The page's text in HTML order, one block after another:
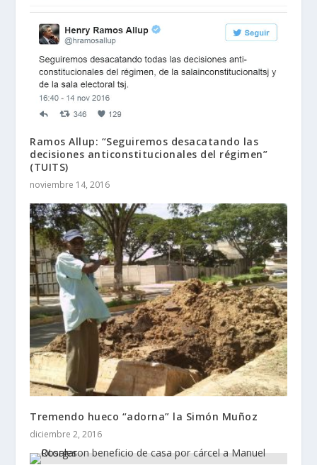
Ramos Allup: “Seguiremos desacatando las
decisiones anticonstitucionales del régimen”
(TUITS)
noviembre 14, 2016
Tremendo hueco “adorna” la Simón Muñoz
diciembre 2, 2016